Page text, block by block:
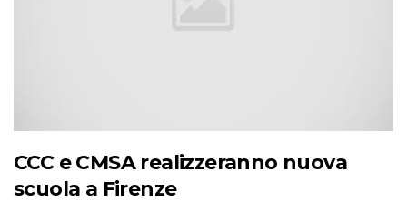
CCC e CMSA realizzeranno nuova
scuola a Firenze